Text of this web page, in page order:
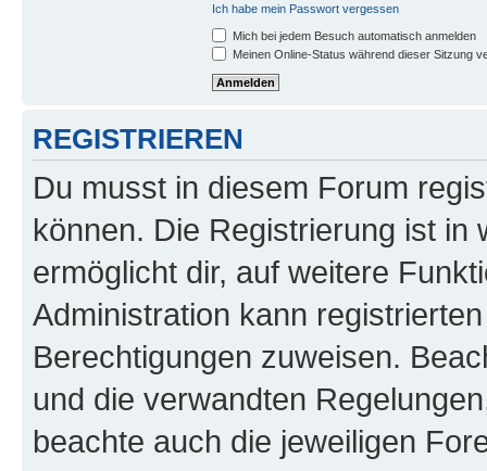
Ich habe mein Passwort vergessen
Mich bei jedem Besuch automatisch anmelden
Meinen Online-Status während dieser Sitzung
REGISTRIEREN
Du musst in diesem Forum
können. Die Registrierung ist in
ermöglicht dir, auf weitere
Administration kann
Berechtigungen zuweisen.
und die verwandten
beachte auch die jeweiligen